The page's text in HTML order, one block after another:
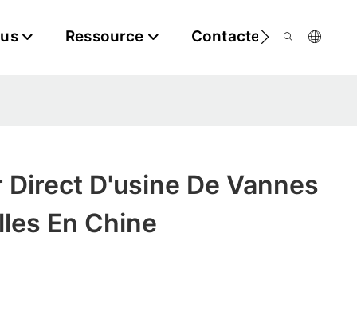
Ressource Contactez-Nous
D'usine De Vannes
En Chine